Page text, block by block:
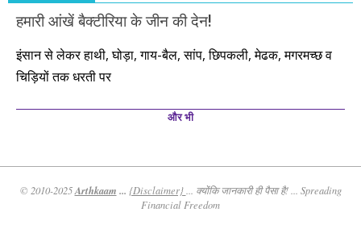
हमारी आंखें बैक्टीरिया के जीन की देन!
इंसान से लेकर हाथी, घोड़ा, गाय-बैल, सांप, छिपकली, मेढक, मगरमच्छ व
चिड़ियों तक धरती पर
और भी
© 2010-2025Arthkaam ... {Disclaimer}... क्योंकि जानकारी ही पैसा है! ... Spreading
Financial Freedom